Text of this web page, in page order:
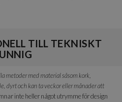
TILL TEKNISKT
metoder med material såsom kork,
dyrt och kan ta veckor eller månader att
inte heller något utrymme för design